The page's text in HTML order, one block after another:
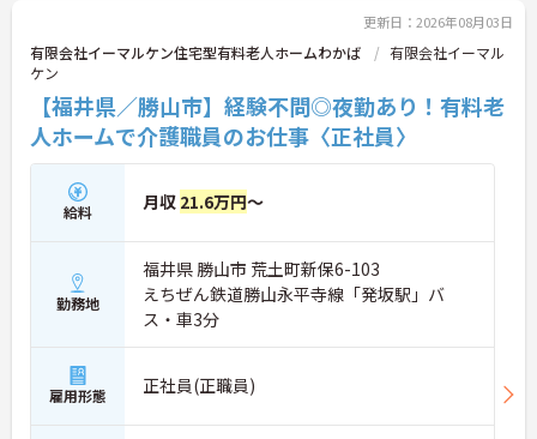
味のある方には、面接対策ポイントなど、さらに詳
細をお話ししますのでお気軽にご相談ください！
更新日：2026年08月03日
有限会社イーマルケン住宅型有料老人ホームわかば
有限会社イーマル
ケン
【福井県／勝山市】経験不問◎夜勤あり！有料老
人ホームで介護職員のお仕事〈正社員〉
給料 月収 21.6万円～
勤務地
福井県 勝山市 荒土町新保6-103
えちぜん鉄道勝山永平寺線「発坂駅」バ
ス・車3分
雇用形態 正社員(正職員)